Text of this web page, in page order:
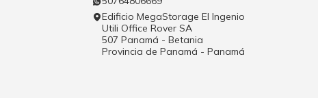
Edificio MegaStorage El Ingenio
Utili Office Rover SA
507 Panamá - Betania
Provincia de Panamá - Panamá